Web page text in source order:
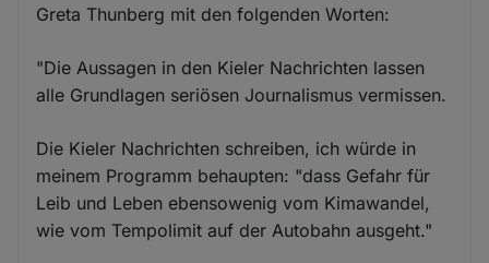
Greta Thunberg mit den folgenden Worten:
"Die Aussagen in den Kieler Nachrichten lassen
alle Grundlagen seriösen Journalismus vermissen.
Die Kieler Nachrichten schreiben, ich würde in
meinem Programm behaupten: "dass Gefahr für
Leib und Leben ebensowenig vom Kimawandel,
wie vom Tempolimit auf der Autobahn ausgeht."